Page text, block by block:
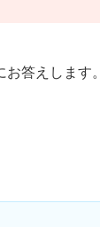
答えします。